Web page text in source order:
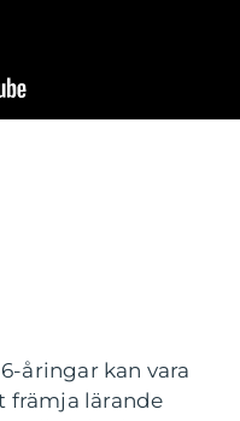
åringar kan vara
främja lärande